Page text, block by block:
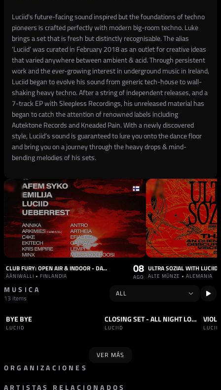
Luciid's future-facing sound inspired but the foundations of techno
pioneers is crafted perfectly with modern big-room techno. Luke
brings a set that is fresh but distinctly recognisable. The alias
‘Luciid’ was curated in February 2018 as an outlet for creative ideas
that varied anywhere between ambient & acid. Through persistent
work and the ever-growing interest in underground music in Ireland,
Luciid began to evolve his sound from generic tech-house to wall-
shaking heavy techno. After a string of independent releases, and a
7-track EP with Sleepless Recordings, his unreleased material has
began to catch the attention of renowned labels including
Autektone Records and Kneaded Pain. With a newly discovered
style, Luciid’s sound is guaranteed to lure you onto the dance floor
and bring you on a journey through the heavy drops & mind-
bending melodies of his sets.
CLUB FURY: OPEN AIR & INDOOR - DAY & NIGHT
ÄÄNIWALLI • FINLANDIA
08
AGO ALTE MÜNZE • ALEMANIA
MUSICA
13 items
TRACK
BYE BYE
LUCIID
SET HARD TECHNO CLOSING SET - ALL NIGHT LONG - 13 ABRIL
LUCIID
TRACK
VER MÁS
ORGANIZACIONES
SELLO
ARTISTAS RELACIONADOS